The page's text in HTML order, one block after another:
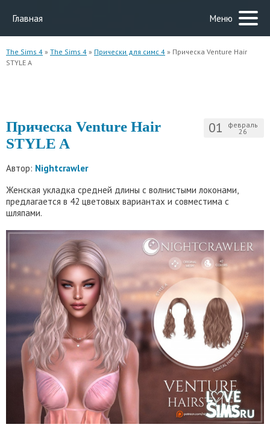
Главная Меню
The Sims 4 » The Sims 4 » Прически для симс 4 » Прическа Venture Hair
STYLE A
01 февраль
26
Прическа Venture Hair
STYLE A
Автор: Nightcrawler
Женская укладка средней длины с волнистыми локонами,
предлагается в 42 цветовых вариантах и совместима с
шляпами.